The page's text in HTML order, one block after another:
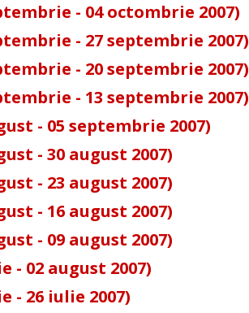
- 04 octombrie 2007)
- 27 septembrie 2007)
- 20 septembrie 2007)
- 13 septembrie 2007)
- 05 septembrie 2007)
- 30 august 2007)
- 23 august 2007)
- 16 august 2007)
- 09 august 2007)
- 02 august 2007)
- 26 iulie 2007)